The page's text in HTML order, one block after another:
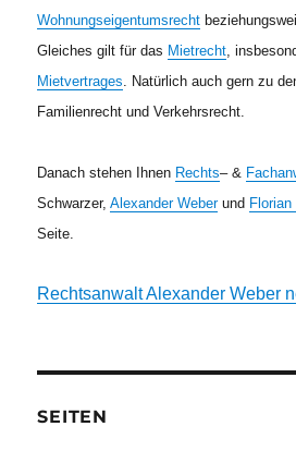
Wohnungseigentumsrecht
Gleiches gilt für das Mietrecht,
Mietvertrages. Natürlich auch gern zu
Familienrecht und Verkehrsrecht.
Danach stehen Ihnen Rechts– &
Schwarzer,Alexander Weberund
Seite.
Rechtsanwalt Alexander Weber
SEITEN